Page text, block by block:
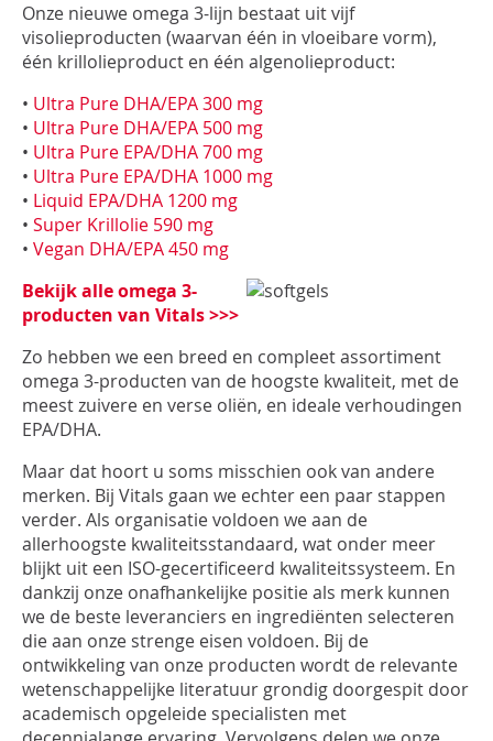
Onze nieuwe omega 3-lijn bestaat uit vijf
visolieproducten (waarvan één in vloeibare vorm),
één krillolieproduct en één algenolieproduct:
• Ultra Pure DHA/EPA 300 mg
• Ultra Pure DHA/EPA 500 mg
• Ultra Pure EPA/DHA 700 mg
• Ultra Pure EPA/DHA 1000 mg
• Liquid EPA/DHA 1200 mg
• Super Krillolie 590 mg
• Vegan DHA/EPA 450 mg
Bekijk alle omega 3-
producten van Vitals >>>
Zo hebben we een breed en compleet assortiment
omega 3-producten van de hoogste kwaliteit, met de
meest zuivere en verse oliën, en ideale verhoudingen
EPA/DHA.
Maar dat hoort u soms misschien ook van andere
merken. Bij Vitals gaan we echter een paar stappen
verder. Als organisatie voldoen we aan de
allerhoogste kwaliteitsstandaard, wat onder meer
blijkt uit een ISO-gecertificeerd kwaliteitssysteem. En
dankzij onze onafhankelijke positie als merk kunnen
we de beste leveranciers en ingrediënten selecteren
die aan onze strenge eisen voldoen. Bij de
ontwikkeling van onze producten wordt de relevante
wetenschappelijke literatuur grondig doorgespit door
academisch opgeleide specialisten met